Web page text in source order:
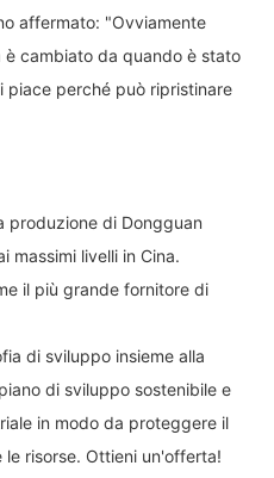
affermato: "Ovviamente
cambiato da quando è stato
piace perché può ripristinare
produzione di Dongguan
massimi livelli in Cina.
il più grande fornitore di
di sviluppo insieme alla
di sviluppo sostenibile e
in modo da proteggere il
risorse. Ottieni un'offerta!